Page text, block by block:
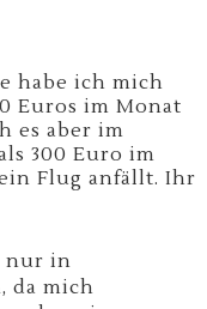
habe ich mich
Euros im Monat
es aber im
300 Euro im
Flug anfällt. Ihr
nur in
da mich